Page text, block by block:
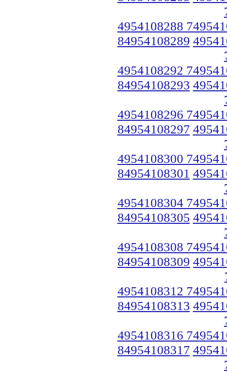
4954108288
84954108289
4954108292
84954108293
4954108296
84954108297
4954108300
84954108301
4954108304
84954108305
4954108308
84954108309
4954108312
84954108313
4954108316
84954108317